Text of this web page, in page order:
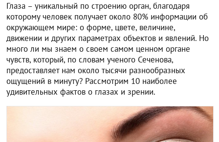
Глаза – уникальный по строению орган, благодаря
которому человек получает около 80% информации об
окружающем мире: о форме, цвете, величине,
движении и других параметрах объектов и явлений. Но
много ли мы знаем о своем самом ценном органе
чувств, который, по словам ученого Сеченова,
предоставляет нам около тысячи разнообразных
ощущений в минуту? Рассмотрим 10 наиболее
удивительных фактов о глазах и зрении.